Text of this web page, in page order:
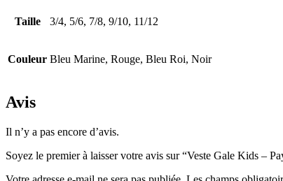
Taille 3/4, 5/6, 7/8, 9/10, 11/12
Couleur Bleu Marine, Rouge, Bleu Roi, Noir
Avis
Il n’y a pas encore d’avis.
Soyez le premier à laisser votre avis sur “Veste Gale Kids –